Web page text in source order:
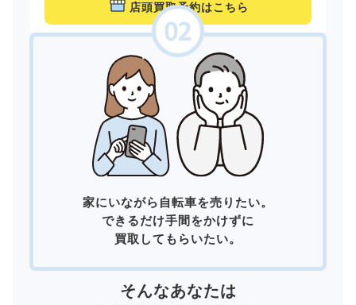
店頭買取予約はこちら
家にいながら自転車を売りたい。
できるだけ手間をかけずに
買取してもらいたい。
そんなあなたは